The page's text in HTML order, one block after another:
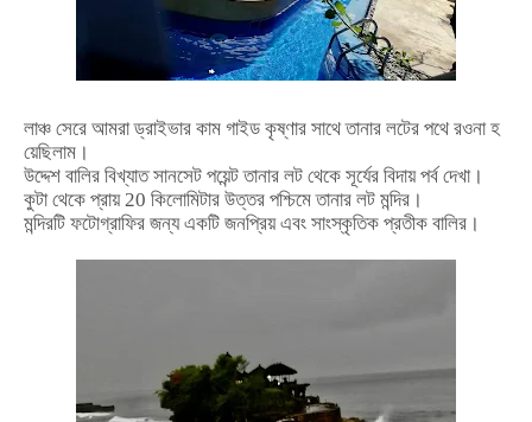
লাঞ্চ সেরে আমরা ড্রাইভার কাম গাইড কৃষ্ণার সাথে তানার লটের পথে রওনা হ
য়েছিলাম।
উদ্দেশ বালির বিখ্যাত সানসেট পয়েন্ট তানার লট থেকে সূর্যের বিদায় পর্ব দেখা।
কুটা থেকে প্রায়20 কিলোমিটার উত্তর পশ্চিমে তানার লট মন্দির।
মন্দিরটি ফটোগ্রাফির জন্য একটি জনপ্রিয় এবং সাংস্কৃতিক প্রতীক বালির।